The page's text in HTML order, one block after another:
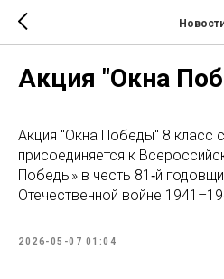
Акция "Окна
Акция "Окна Победы" 8 класс
присоединяется к
Победы» в честь 81‑й
Отечественной войне
2026-05-07 01:04